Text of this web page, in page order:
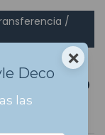
/
×
Deco
las